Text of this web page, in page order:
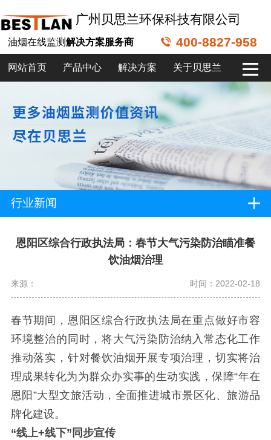
广州贝思兰环保科技有限公司
油烟在线监测解决方案服务商 400-8827-958
网站首页 产品中心 解决方案 关于贝思兰
行业新闻
恩阳区综合行政执法局：春节大气污染防治瞄准餐
饮油烟治理
来源： 时间：2022-02-18
春节期间，恩阳区综合行政执法局在重点做好市容
环境整治的同时，将大气污染防治纳入常态化工作
推动落实，针对餐饮油烟开展专项治理，切实将治
理成果转化为为群众办实事的生动实践，保障“年在
恩阳 ”大型文旅活动，全面推进城市景区化、旅游品
牌化建设。
“线上+线下” 同步宣传